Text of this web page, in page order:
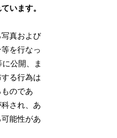
います。
真および
を行なっ
公開、ま
る行為は
のであ
され、あ
能性があ